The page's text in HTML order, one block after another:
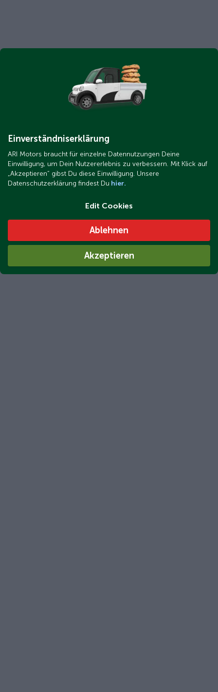
Einverständniserklärung
ARI Motors braucht für einzelne Datennutzungen Deine
Einwilligung, um Dein Nutzererlebnis zu verbessern. Mit Klick auf
„Akzeptieren“ gibst Du diese Einwilligung. Unsere
Datenschutzerklärung findest Du hier.
Edit Cookies
Ablehnen
Akzeptieren